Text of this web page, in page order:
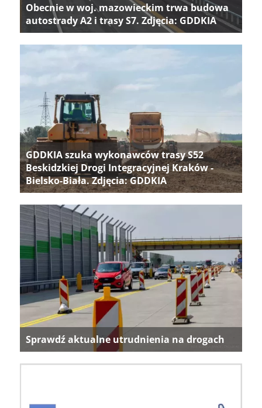
Obecnie w woj. mazowieckim trwa budowa
autostrady A2 i trasy S7. Zdjęcia: GDDKIA
GDDKIA szuka wykonawców trasy S52
Beskidzkiej Drogi Integracyjnej Kraków -
Bielsko-Biała. Zdjęcia: GDDKIA
Sprawdź aktualne utrudnienia na drogach